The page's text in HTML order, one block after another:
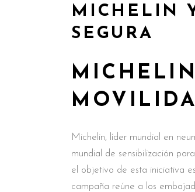
MICHELIN
SEGURA
Michelin, líder mundial en
mundial de sensibilización
el objetivo de esta iniciativa
campaña reúne a los